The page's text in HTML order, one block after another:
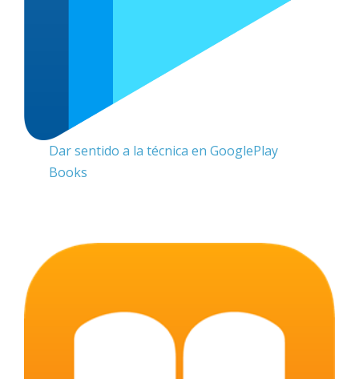
Dar sentido a la técnica en GooglePlay
Books